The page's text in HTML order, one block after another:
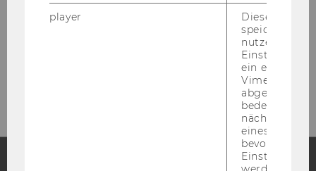
Bitte klicken Sie hier um sich für
player
Dieses Cookie
speichert
ein
Vimeo-Video
abgespielt
bedeutet,
nächsten
eines Vimeo-
bevorzugten